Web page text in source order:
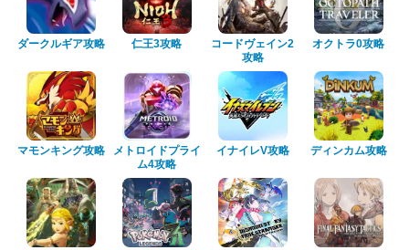
ダークルギア攻略 仁王3攻略
コードヴェイン2
攻略
オクトラ0攻略
マモンキング攻略
メトロイドプライ
ム4攻略
イナイレV攻略 ディンカム攻略